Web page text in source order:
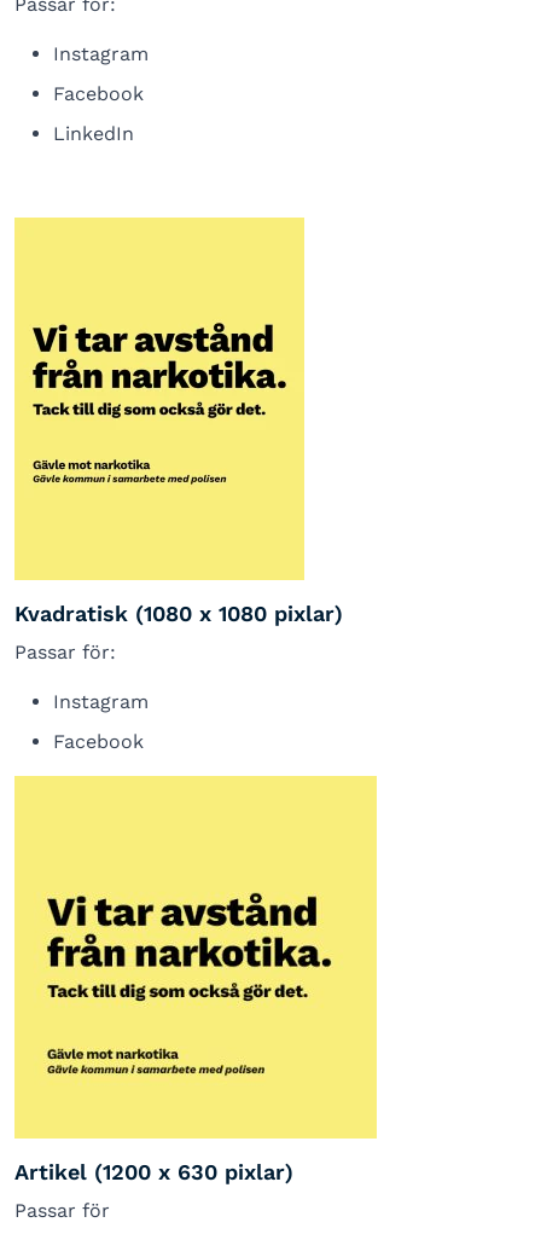
Instagram
Facebook
LinkedIn
Kvadratisk (1080 x 1080 pixlar)
Passar för:
Instagram
Facebook
Artikel (1200 x 630 pixlar)
Passar för